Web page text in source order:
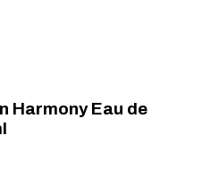
Harmony Eau de